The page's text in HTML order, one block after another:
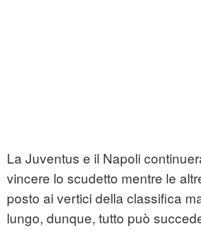
La Juventus e il Napoli
vincere lo scudetto mentre le
posto ai vertici della classifica
lungo, dunque, tutto può